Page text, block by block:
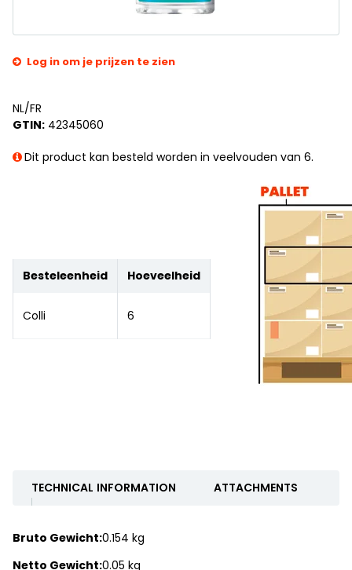
Log in om je prijzen te zien
NL/FR
GTIN: 42345060
Dit product kan besteld worden in veelvouden van 6.
Besteleenheid Hoeveelheid
Colli 6
TECHNICAL INFORMATION ATTACHMENTS
Bruto Gewicht:0.154 kg
Netto Gewicht:0.05 kg